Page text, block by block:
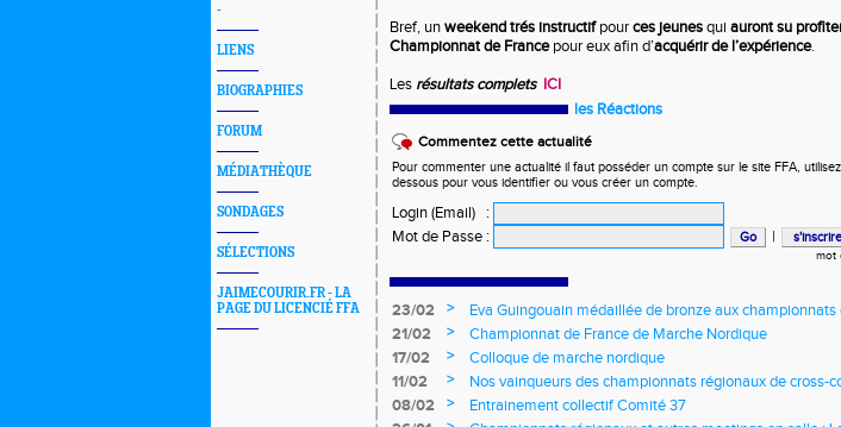
-
LIENS
BIOGRAPHIES
FORUM
MÉDIATHÈQUE
SONDAGES
SÉLECTIONS
JAIMECOURIR.FR - LA
PAGE DU LICENCIÉ FFA
Bref, unweekend trés instructifpources jeunesqui auront su
Championnat de Francepour eux afin d’acquérir de l’expérience.
Les résultats complets ICI
les Réactions
Commentez cette actualité
Pour commenter une actualité il faut posséder un compte sur le site FFA,
dessous pour vous identifier ou vous créer un compte.
Login (Email)
:
Mot de Passe : |
mot
23/02 >
Eva Guingouain médaillée de bronze aux championnats
jeunes
21/02 >
Championnat de France de Marche Nordique
17/02
>
Colloque de marche nordique
11/02
>
Nos vainqueurs des championnats régionaux de cross-
08/02
>
Entrainement collectif Comité 37